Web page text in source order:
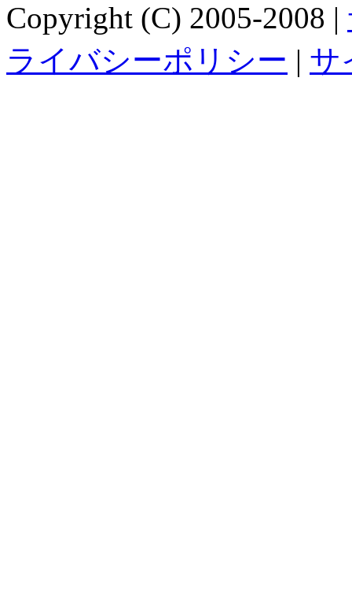
Copyright (C) 2005-2008 |
ライバシーポリシー | サ